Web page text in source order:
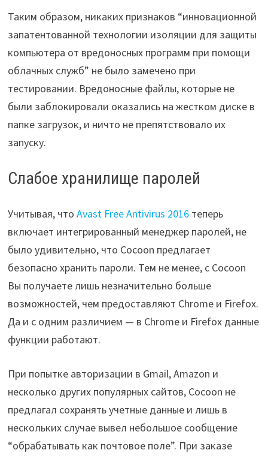
Таким образом, никаких признаков “инновационной
запатентованной технологии изоляции для защиты
компьютера от вредоносных программ при помощи
облачных служб” не было замечено при
тестировании. Вредоносные файлы, которые не
были заблокировали оказались на жестком диске в
папке загрузок, и ничто не препятствовало их
запуску.
Слабое хранилище паролей
Учитывая, что Avast Free Antivirus 2016теперь
включает интегрированный менеджер паролей, не
было удивительно, что Cocoon предлагает
безопасно хранить пароли. Тем не менее, с Cocoon
Вы получаете лишь незначительно больше
возможностей, чем предоставляют Chrome и Firefox.
Да и с одним различием — в Chrome и Firefox данные
функции работают.
При попытке авторизации в Gmail, Amazon и
несколько других популярных сайтов, Cocoon не
предлагал сохранять учетные данные и лишь в
нескольких случае вывел небольшое сообщение
“обрабатывать как почтовое поле”. При заказе